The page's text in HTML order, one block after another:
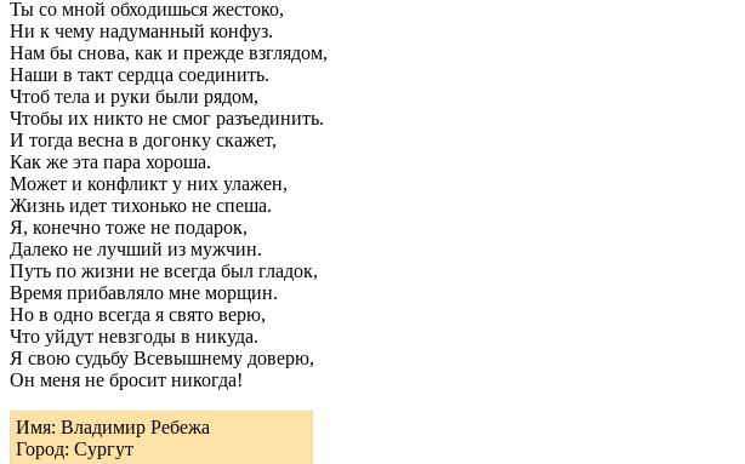
Ты со мной обходишься жестоко,
Ни к чему надуманный конфуз.
Нам бы снова, как и прежде взглядом,
Наши в такт сердца соединить.
Чтоб тела и руки были рядом,
Чтобы их никто не смог разъединить.
И тогда весна в догонку скажет,
Как же эта пара хороша.
Может и конфликт у них улажен,
Жизнь идет тихонько не спеша.
Я, конечно тоже не подарок,
Далеко не лучший из мужчин.
Путь по жизни не всегда был гладок,
Время прибавляло мне морщин.
Но в одно всегда я свято верю,
Что уйдут невзгоды в никуда.
Я свою судьбу Всевышнему доверю,
Он меня не бросит никогда!
Имя: Владимир Ребежа
Город: Сургут